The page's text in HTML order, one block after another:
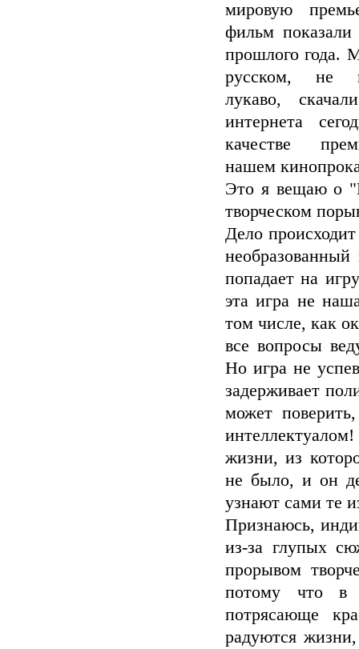
мировую
фильм показали
прошлого года.
русском, не
лукаво,
интернета
качестве
нашем
Это я вещаю о
творческом
Дело
попадает на
эта игра не
том числе, как
все вопросы
Но игра не
задерживает
может
жизни, из
не было, и он
узнают сами те
Признаюсь,
из-за глупых
прорывом
потому что в
потрясающе
радуются